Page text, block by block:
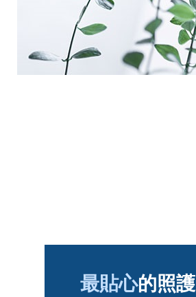
最貼心的照護